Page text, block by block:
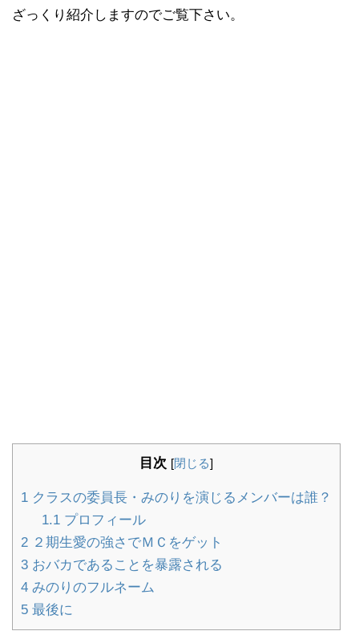
ざっくり紹介しますのでご覧下さい。
目次 [閉じる]
1 クラスの委員長・みのりを演じるメンバーは誰？
1.1プロフィール
2 ２期生愛の強さでＭＣをゲット
3 おバカであることを暴露される
4 みのりのフルネーム
5 最後に